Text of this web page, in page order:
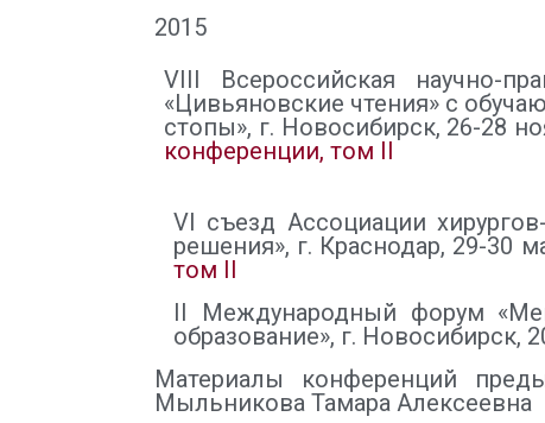
2015
VIII Всероссийская научно-
«Цивьяновские чтения» с
стопы», г. Новосибирск, 26-28
конференции, том II
VI съезд Ассоциации
решения», г. Краснодар, 29-30
том II
II Международный форум
образование», г. Новосибирск,
Материалы конференций
Мыльникова Тамара Алексеевна